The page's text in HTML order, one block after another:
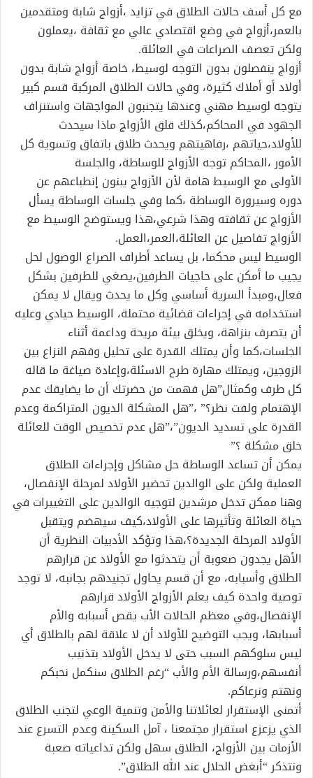
مع كل أسف حالات الطلاق في تزايد ،أزواج شابة ومتقدمين
بالعمر،أزواج في وضع اقتصادي عالي مع ثقافة ،يعملون
ولكن تعصف الصراعات في العائلة.
أزواج ينفصلون بدون التوجه لوسيط، خاصة أزواج شابة بدون
أولاد أو أملاك كثيرة، وفي حالات الطلاق المركبة قسم كبير
يتوجه لوسيط مهني وعندها يتجنبون المواجهات واستنزاف
الجهود في المحاكم،كذلك قلق الأزواج ماذا سيحدث
للأولاد،حياتهم ،رفاهيتهم ويحدث طلاق باتفاق وتسوية كل
الأمور ،المحاكم توجه الأزواج للوساطة، والجلسة
الأولى مع الوسيط هامة لأن الأزواج يبنون إنطباعهم عن
دوره وسيرورة الوساطة ،كما وفي جلسات الوساطة يسأل
الأزواج عن ثقافته وهذا شرعي،هذا ويستوضح الوسيط مع
الأزواج تفاصيل عن العائلة،العمر،العمل.
الوسيط ليس محكما، بل يساعد أطراف الصراع الوصول لحل
يجيب ما أمكن على حاجيات الطرفين،يصغي للطرفين بشكل
فعال،ومبدأ السرية أساسي وكل ما يحدث ويقال لا يمكن
استخدامه في إجراءات قضائية محتملة، الوسيط حيادي وعليه
أن يتصرف بنزاهة، ويخلق بيئة مريحة وداعمة أثناء
الجلسات،كما وأن يمتلك القدرة على تحليل وفهم النزاع بين
الزوجين، ويمتلك مهارة طرح الاسئلة،وإعادة صياغة ما قاله
كل طرف وكمثال”هل فهمت من حضرتك أن ما يضايقك عدم
الإهتمام ولفت نظر؟” ،”هل المشكلة الديون المتراكمة وعدم
القدرة على تسديد الديون”،”هل عدم تخصيص الوقت للعائلة
خلق مشكلة ؟”
يمكن أن تساعد الوساطة حل مشاكل وإجراءات الطلاق
العملية ولكن على الوالدين تحضير الأولاد لمرحلة الإنفصال،
وهنا ممكن تدخل مرشدين لتوجيه الوالدين على التغييرات في
حياة العائلة وتأثيرها على الأولاد،كيف سيهضم ويتقبل
الأولاد المرحلة الجديدة؟،هذا وتؤكد الأدبيات النظرية أن
الأهل يجدون صعوبة أن يتحدثوا مع الأولاد عن قرارهم
الطلاق وأسبابه، مع أن قسم يحاول تجنيدهم بجانبه، لا توجد
توصية واحدة كيف يعلم الأزواج الأولاد قرارهم
الإنفصال،وفي معظم الحالات الأب يقص أسبابه والأم
أسبابها، ويجب التوضيح للأولاد أن لا علاقة لهم بالطلاق أي
ليس سلوكهم السبب حتى لا يدخل الأولاد بتذنيب
أنفسهم،ورسالة الأم والأب “رغم الطلاق سنكمل نحبكم
ونهتم ونرعاكم.
أتمنى الإستقرار لعائلاتنا والأمن وتنمية الوعي لتجنب الطلاق
الذي يزعزع استقرار مجتمعنا ، آمل السكينة وعدم التسرع عند
الأزمات بين الأزواج، الطلاق سهل ولكن تداعياته صعبة
ونتذكر “أبغض الحلال عند الله الطلاق”.